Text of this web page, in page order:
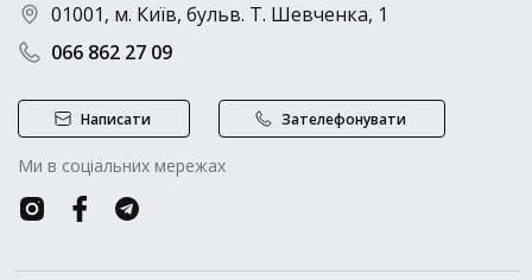
066 862 27 09
01001, м. Київ, бульв. Т. Шевченка, 1
Написати Зателефонувати
Ми в соціальних мережах